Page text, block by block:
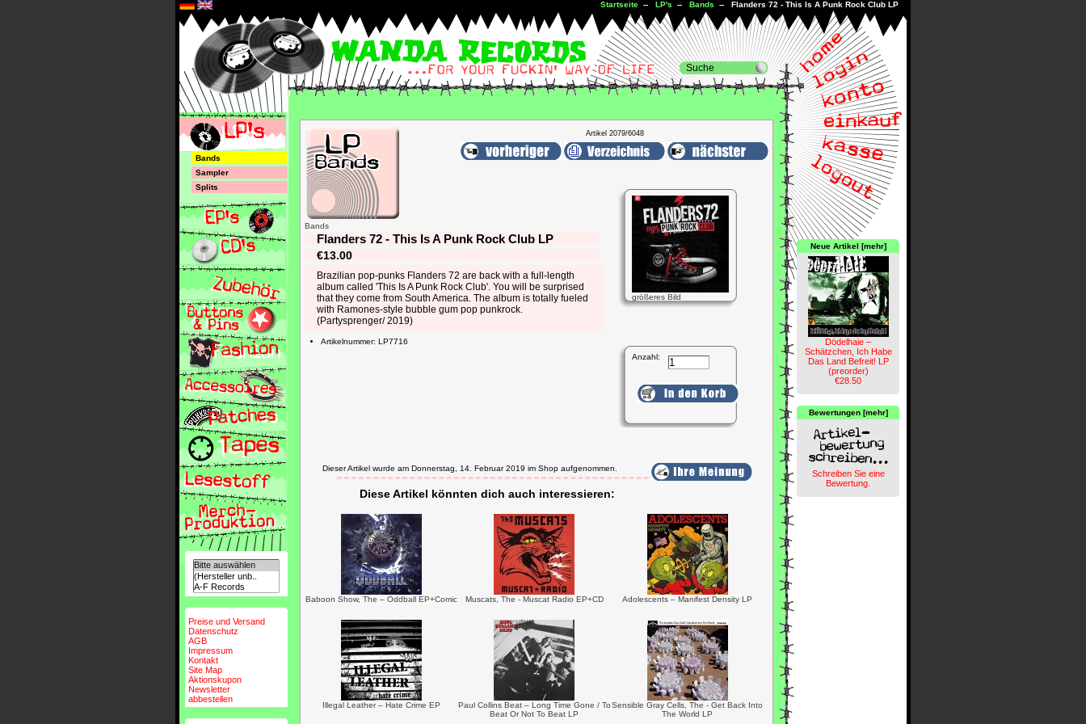
Startseite -- LP's -- Bands -- Flanders 72 - This Is A Punk Rock Club LP
Bands
Sampler
Splits
Preise und Versand
Datenschutz
AGB
Impressum
Kontakt
Site Map
Aktionskupon
Newsletter
abbestellen
Neue Artikel [mehr]
Dödelhaie –
Schätzchen, Ich Habe
Das Land Befreit! LP
(preorder)
€28.50
Bewertungen [mehr]
Schreiben Sie eine
Bewertung.
Bands
Artikel 2079/6048
größeres Bild
Flanders 72 - This Is A Punk Rock Club LP
€13.00
Brazilian pop-punks Flanders 72 are back with a full-length
album called 'This Is A Punk Rock Club'. You will be surprised
that they come from South America. The album is totally fueled
with Ramones-style bubble gum pop punkrock.
(Partysprenger/ 2019)
Anzahl:
Artikelnummer: LP7716
Dieser Artikel wurde am Donnerstag, 14. Februar 2019 im Shop aufgenommen.
Diese Artikel könnten dich auch interessieren:
Baboon Show, The ‎– Oddball EP+Comic Muscats, The - Muscat Radio EP+CD Adolescents ‎– Manifest Density LP
Illegal Leather ‎– Hate Crime EP
Paul Collins Beat – Long Time Gone / To
Beat Or Not To Beat LP
Sensible Gray Cells, The - Get Back Into
The World LP